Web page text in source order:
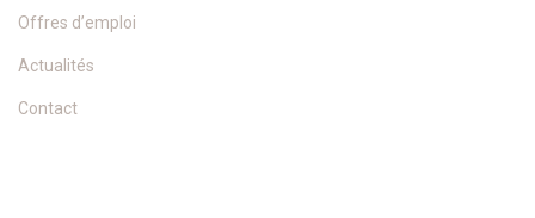
Offres d’emploi
Actualités
Contact